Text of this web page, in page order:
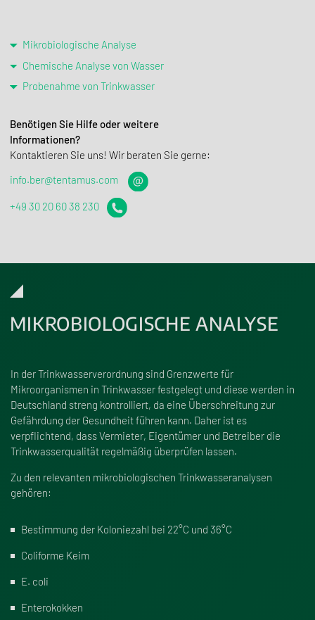
Mikrobiologische Analyse
Chemische Analyse von Wasser
Probenahme von Trinkwasser
Benötigen Sie Hilfe oder weitere
Informationen?
Kontaktieren Sie uns! Wir beraten Sie gerne:
info.ber@tentamus.com
+49 30 20 60 38 230
MIKROBIOLOGISCHE ANALYSE
In der Trinkwasserverordnung sind Grenzwerte für
Mikroorganismen in Trinkwasser festgelegt und diese werden in
Deutschland streng kontrolliert, da eine Überschreitung zur
Gefährdung der Gesundheit führen kann. Daher ist es
verpflichtend, dass Vermieter, Eigentümer und Betreiber die
Trinkwasserqualität regelmäßig überprüfen lassen.
Zu den relevanten mikrobiologischen Trinkwasseranalysen
gehören:
Bestim­mung der Kolo­nie­zahl bei 22°C und 36°C
Coli­forme Keim
E. coli
Enterokokken